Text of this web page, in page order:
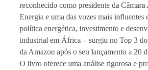
reconhecido como presidente da
Energia e uma das vozes mais influentes
política energética, investimento e
industrial em África – surgiu no Top 3
da Amazon após o seu lançamento a 20
O livro oferece uma análise rigorosa e